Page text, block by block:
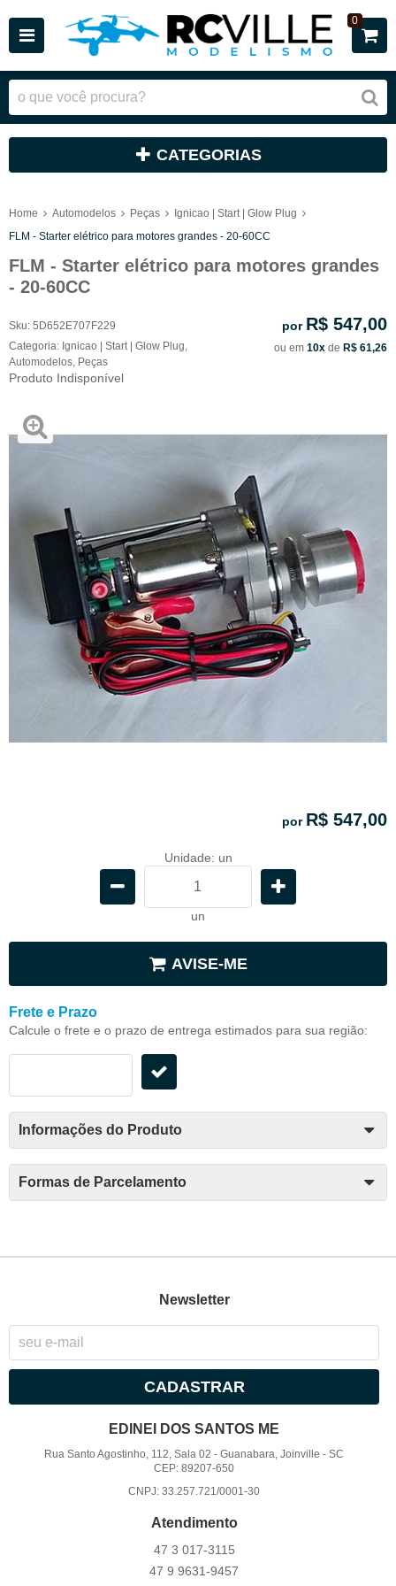
0
CATEGORIAS
Home Automodelos Peças
Ignicao | Start | Glow Plug
FLM - Starter elétrico para motores grandes - 20-60CC
FLM - Starter elétrico para motores grandes
- 20-60CC
Sku: 5D652E707F229
Categoria: Ignicao | Start | Glow Plug
Automodelos Peças
Produto Indisponível
por R$ 547,00
ou em 10x de R$ 61,26
por R$ 547,00
Unidade: un
un
AVISE-ME
Frete e Prazo
Calcule o frete e o prazo de entrega estimados para sua região:
Informações do Produto
Formas de Parcelamento
Newsletter
CADASTRAR
EDINEI DOS SANTOS ME
Rua Santo Agostinho, 112, Sala 02 -Guanabara, Joinville -SC
CEP: 89207-650
CNPJ: 33.257.721/0001-30
Atendimento
47 3 017-3115
47 9 9631-9457